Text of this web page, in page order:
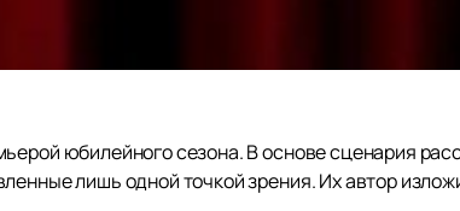
юбилейного сезона. В основе сценария
лишь одной точкой зрения. Их автор